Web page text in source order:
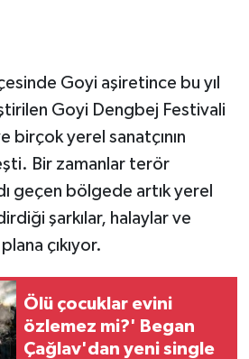
Goyi aşiretince bu yıl
Goyi Dengbej Festivali
birçok yerel sanatçının
Bir zamanlar terör
geçen bölgede artık yerel
şarkılar, halaylar ve
çıkıyor.
Ölü çocuklar evini
özlemez mi?' Began
Çağlav'dan yeni single